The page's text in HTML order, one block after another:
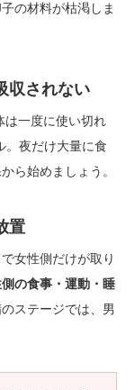
の材料が枯渇しま
収されない
は一度に使い切れ
。夜だけ大量に食
ら始めましょう。
置
女性側だけが取り
の食事・運動・睡
ステージでは、男